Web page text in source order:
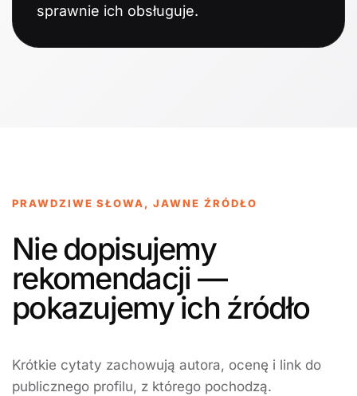
sprawnie ich obsługuje.
PRAWDZIWE SŁOWA, JAWNE ŹRÓDŁO
Nie dopisujemy
rekomendacji —
pokazujemy ich źródło
Krótkie cytaty zachowują autora, ocenę i link do
publicznego profilu, z którego pochodzą.